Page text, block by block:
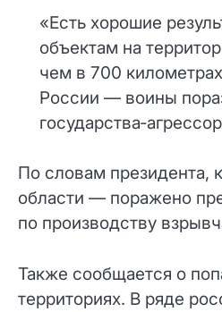
«Есть хорошие
объектам на
чем в 700
России — воины
По словам президента,
области — поражено
по производству
Также сообщается о
территориях. В ряде